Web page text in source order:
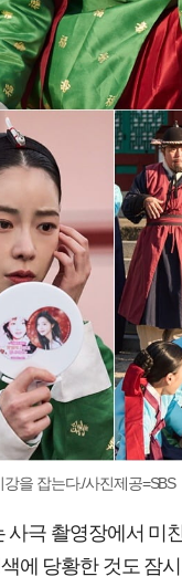
을 잡는다./사진제공=SBS
사극 촬영장에서 미
에 당황한 것도 잠